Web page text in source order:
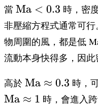
當 \text{Ma}
< 0.3
Ma < 0.3 時，密
非壓縮方程式通常可
物周圍的風，都是低
流動本身快得多，因此
高於 \text{Ma}
\approx
Ma ≈ 0.3 時，
Ma ≈ 1 時，會進入